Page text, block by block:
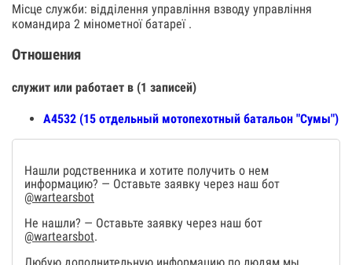
Місце служби: відділення управління взводу управління
командира 2 мінометної батареї .
Отношения
служит или работает в (1 записей)
А4532 (15 отдельный мотопехотный батальон "Сумы")
Нашли родственника и хотите получить о нем
информацию? — Оставьте заявку через наш бот
@wartearsbot
Не нашли? — Оставьте заявку через наш бот
@wartearsbot.